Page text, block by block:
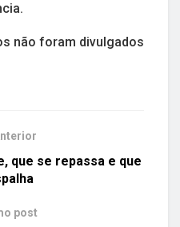
não foram divulgados
que se repassa e que
post